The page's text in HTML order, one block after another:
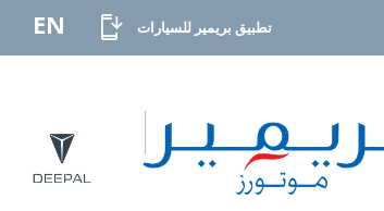
EN تطبيق بريمير للسيارات